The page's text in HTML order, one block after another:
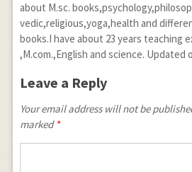
about M.sc.
vedic,religious,yoga,health and
books.I have about 23 years teaching
,M.com.,English and science. Updated
Leave a Reply
Your email address will not be
marked *